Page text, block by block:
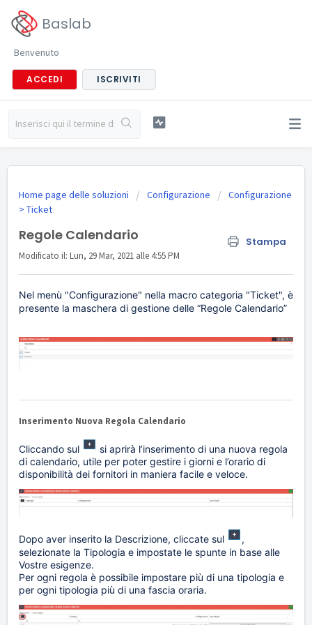
Baslab
Benvenuto
ACCEDI ISCRIVITI
Home page delle soluzioni Configurazione
Configurazione
> Ticket
Regole Calendario Stampa
Modificato il: Lun, 29 Mar, 2021 alle 4:55 PM
Nel menù "Configurazione" nella macro categoria "Ticket", è
presente la maschera di gestione delle “Regole Calendario”
Inserimento Nuova Regola Calendario
Cliccando sul
si aprirà l’inserimento di una nuova regola
di calendario, utile per poter gestire i giorni e l’orario di
disponibilità dei fornitori in maniera facile e veloce.
Dopo aver inserito la Descrizione, cliccate sul
,
selezionate la Tipologia e impostate le spunte in base alle
Vostre esigenze.
Per ogni regola è possibile impostare più di una tipologia e
per ogni tipologia più di una fascia oraria.